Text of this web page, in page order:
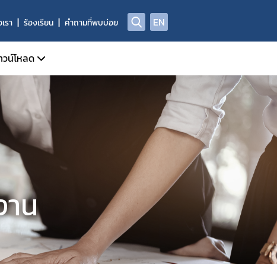
รา ร้องเรียน คำถามที่พบบ่อย EN
วน์โหลด
แบบฟอร์มดาวน์โหลด
น